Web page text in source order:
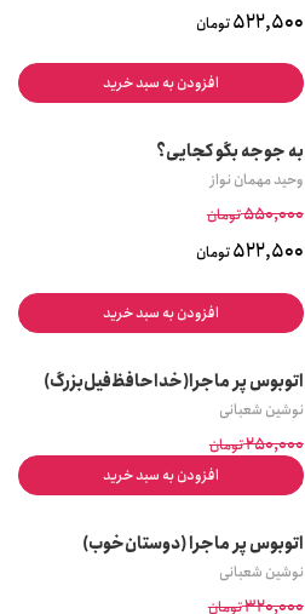
522,500تومان
افزودن به سبد خرید
به جوجه بگو کجایی؟
وحید مهمان نواز
550,000تومان
522,500تومان
افزودن به سبد خرید
اتوبوس پر ماجرا(خداحافظ‌فیل‌بزرگ)
نوشین شعبانی
250,000تومان
237,500 تومان
افزودن به سبد خرید
اتوبوس پر ماجرا (دوستان‌خوب)
نوشین شعبانی
320,000تومان